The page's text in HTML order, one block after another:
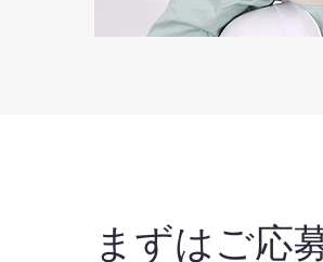
まずはご応